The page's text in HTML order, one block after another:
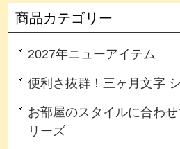
商品カテゴリー
2027年ニューアイテム
便利さ抜群！三ヶ月文字
お部屋のスタイルに合わ
リーズ